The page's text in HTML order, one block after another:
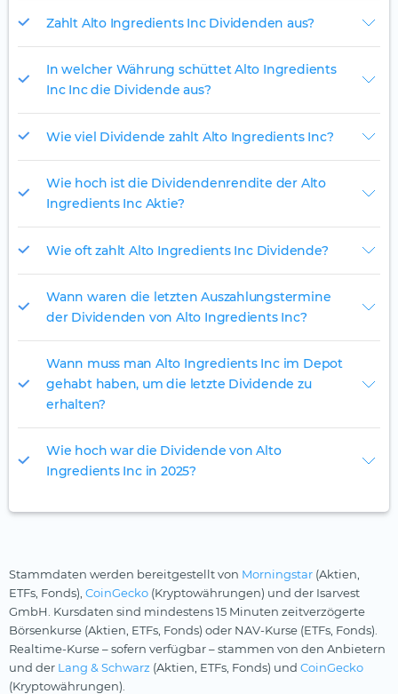
Zahlt Alto Ingredients Inc Dividenden aus?
In welcher Währung schüttet Alto Ingredients
Inc Inc die Dividende aus?
Wie viel Dividende zahlt Alto Ingredients Inc?
Wie hoch ist die Dividendenrendite der Alto
Ingredients Inc Aktie?
Wie oft zahlt Alto Ingredients Inc Dividende?
Wann waren die letzten Auszahlungstermine
der Dividenden von Alto Ingredients Inc?
Wann muss man Alto Ingredients Inc im Depot
gehabt haben, um die letzte Dividende zu
erhalten?
Wie hoch war die Dividende von Alto
Ingredients Inc in 2025?
Stammdaten werden bereitgestellt von Morningstar (Aktien,
ETFs, Fonds), CoinGecko (Kryptowährungen) und der Isarvest
GmbH. Kursdaten sind mindestens 15 Minuten zeitverzögerte
Börsenkurse (Aktien, ETFs, Fonds) oder NAV-Kurse (ETFs, Fonds).
Realtime-Kurse – sofern verfügbar – stammen von den Anbietern
und der Lang & Schwarz (Aktien, ETFs, Fonds) und CoinGecko
(Kryptowährungen).